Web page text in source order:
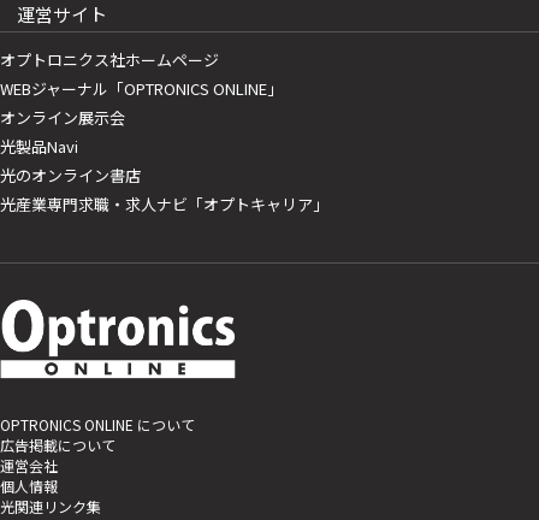
運営サイト
オプトロニクス社ホームページ
WEBジャーナル「OPTRONICS ONLINE」
オンライン展示会
光製品Navi
光のオンライン書店
光産業専門求職・求人ナビ「オプトキャリア」
OPTRONICS ONLINE について
広告掲載について
運営会社
個人情報
光関連リンク集